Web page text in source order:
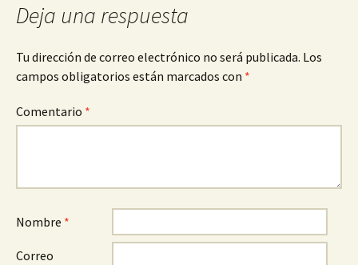
Deja una respuesta
Tu dirección de correo electrónico no será publicada. Los
campos obligatorios están marcados con *
Comentario *
Nombre *
Correo